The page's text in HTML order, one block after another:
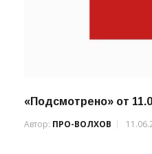
«Подсмотрено» от